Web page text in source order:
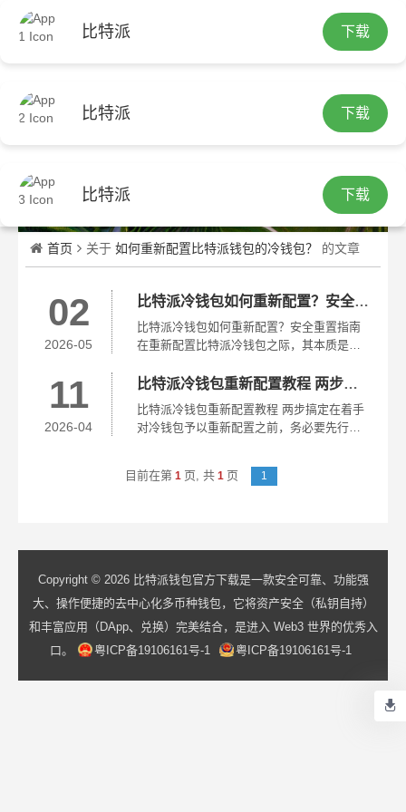
比特派 下载
比特派 下载
比特派 下载
繁
首页 关于如何重新配置比特派钱包的冷钱包？ 的文章
02
2026-05
比特派冷钱包如何重新配置？安全重置指南
比特派冷钱包如何重新配置？安全重置指南
在重新配置比特派冷钱包之际，其本质是要
助记词还原至新的设备之内。此中的关键要
态...
11
2026-04
比特派冷钱包重新配置教程 两步搞定
比特派冷钱包重新配置教程 两步搞定在着手
对冷钱包予以重新配置之前，务必要先行审
的。这乃是极其关键的首要步骤，它关联着
后续操作的安全以及准确性。跟着，断掉设
目前在第 1 页, 共 1 页 1
Copyright © 2026 比特派钱包官方下载是一款安全可靠、功能强
大、操作便捷的去中心化多币种钱包，它将资产安全（私钥自持）
和丰富应用（DApp、兑换）完美结合，是进入 Web3 世界的优秀入
口。
粤ICP备19106161号-1 粤ICP备19106161号-1